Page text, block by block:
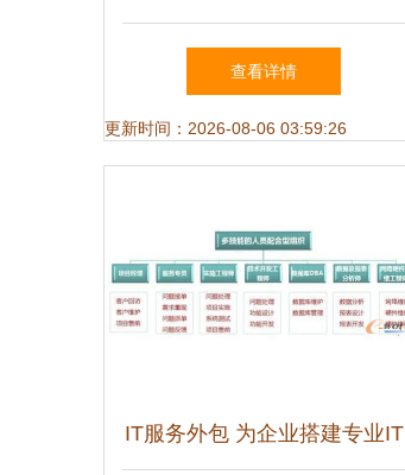
交通特色专业群引领，技术服
务与技术开发双轮驱动
查看详情
更新时间：2026-08-06 03:59:26
IT服务外包 为企业搭建专业IT